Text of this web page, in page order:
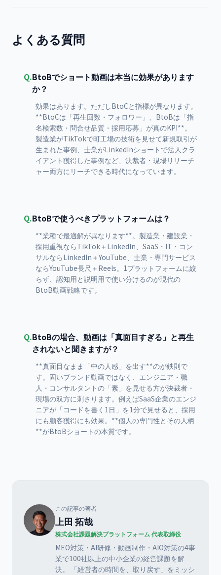
よくある質問
Q.BtoBでショート動画は本当に効果があります
か？
効果はあります。ただしBtoCと指標が異なります。
**BtoCは「再生回数・フォロワー」、BtoBは「指
名検索数・問合せ品質・採用応募」が真のKPI**。
製造業がTikTokで町工場の技術を見せて新規取引が
生まれた事例、士業がLinkedInショートで法人クラ
イアント獲得した事例など、決裁者・現場リサーチ
ャー両方にリーチできる時代になっています。
Q.BtoBで使うべきプラットフォームは？
**業種で最適解が異なります**。製造業・建設業・
採用重視ならTikTok＋LinkedIn、SaaS・IT・コン
サルならLinkedIn＋YouTube、士業・専門サービス
ならYouTube長尺＋Reels。1プラットフォームに絞
らず、認知用と説明用で使い分けるのが現代の
BtoB動画戦略です。
Q.BtoBの場合、動画は「真面目すぎる」と再生
されないと聞きますが？
**真面目なまま「中の人感」を出す**のが鉄則で
す。固いブランド動画ではなく、エンジニア・職
人・コンサルタントの「素」を見せる方が決裁者・
現場の双方に刺さります。例えばSaaS企業のエンジ
ニアが「コードを書く1日」を1分で見せると、採用
にも顧客獲得にも効果。**個人の専門性とその人柄
**がBtoBショートの本質です。
この記事の著者
上田 拓哉
株式会社課題解決プラットフォーム 代表取締役
MEO対策・AI研修・動画制作・AIO対策の4事
業で100社以上の中小企業の経営課題を解
決。 「経営者の時間を、取り戻す」をミッシ